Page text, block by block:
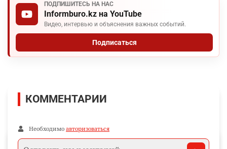
ПОДПИШИТЕСЬ НА НАС
Informburo.kz на YouTube
Видео, интервью и объяснения важных событий.
Подписаться
КОММЕНТАРИИ
Необходимо авторизоваться